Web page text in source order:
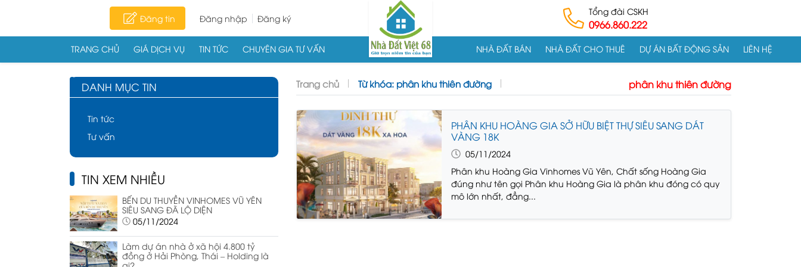
Đăng tin Đăng nhập Đăng ký
Tổng đài CSKH
0966.860.222
TRANG CHỦ GIÁ DỊCH VỤ TIN TỨC CHUYÊN GIA TƯ VẤN NHÀ ĐẤT BÁN NHÀ ĐẤT CHO THUÊ DỰ ÁN BẤT ĐỘNG SẢN LIÊN HỆ
DANH MỤC TIN
Tin tức
Tư vấn
TIN XEM NHIỀU
BẾN DU THUYỀN VINHOMES VŨ YÊN
SIÊU SANG ĐÃ LỘ DIỆN
05/11/2024
Làm dự án nhà ở xã hội 4.800 tỷ
đồng ở Hải Phòng, Thái – Holding là
Trang chủ Từ khóa: phân khu thiên đường phân khu thiên đường
PHÂN KHU HOÀNG GIA SỞ HỮU BIỆT THỰ SIÊU SANG DÁT
VÀNG 18K
05/11/2024
Phân khu Hoàng Gia Vinhomes Vũ Yên, Chất sống Hoàng Gia
đúng như tên gọi Phân khu Hoàng Gia là phân khu đóng có quy
mô lớn nhất, đẳng...